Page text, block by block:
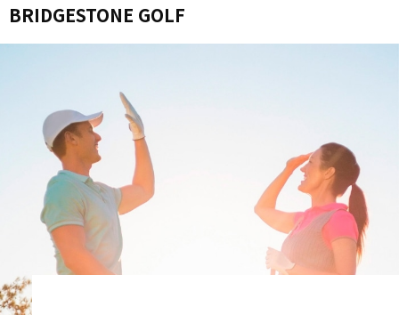
BRIDGESTONE GOLF